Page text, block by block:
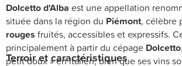
Dolcetto d'Alba est une appellation
située dans la région du Piémont, célèbre
rouges fruités, accessibles et expressifs.
principalement à partir du cépage Dolcetto
petit doux » en italien, bien que ses vins
Terroir et caractéristiques